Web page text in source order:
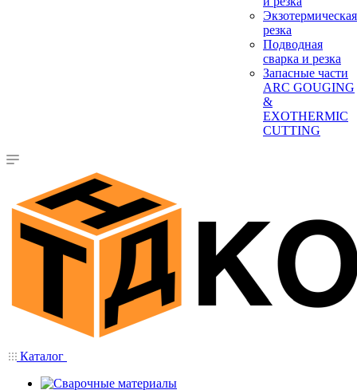
Экзотермическая
резка
Подводная
сварка и резка
Запасные части
ARC GOUGING
&
EXOTHERMIC
CUTTING
Каталог